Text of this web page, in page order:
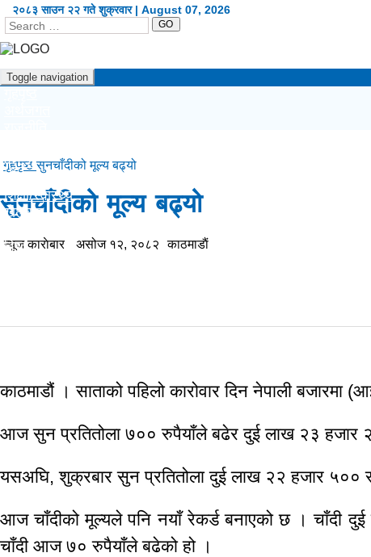
२०८३ साउन २२ गते शुक्रवार | August 07, 2026
GO
Toggle navigation
प्रदेश
कला/शैली
शिक्षा/स्वास्थ्य
खेलकुद
विश्व
गृहपृष्ठसुनचाँदीको मूल्य बढ्यो
सुनचाँदीको मूल्य बढ्यो
न्यूज काराेबार असोज १२, २०८२ काठमाडाैं
काठमाडौं । साताको पहिलो कारोवार दिन नेपाली
आज सुन प्रतितोला ७०० रुपैयाँले बढेर दुई लाख २३ हजार
यसअघि, शुक्रबार सुन प्रतितोला दुई लाख २२ हजार ५००
आज चाँदीको मूल्यले पनि नयाँ रेकर्ड बनाएको छ । चाँदी
चाँदी आज ७० रुपैयाँले बढेको हो ।